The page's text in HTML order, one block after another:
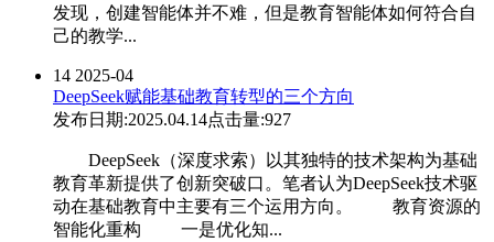
发现，创建智能体并不难，但是教育智能体如何符合自
己的教学...
14 2025-04
DeepSeek赋能基础教育转型的三个方向
发布日期:2025.04.14点击量:927
DeepSeek（深度求索）以其独特的技术架构为基础
教育革新提供了创新突破口。笔者认为DeepSeek技术驱
动在基础教育中主要有三个运用方向。 教育资源的
智能化重构 一是优化知...